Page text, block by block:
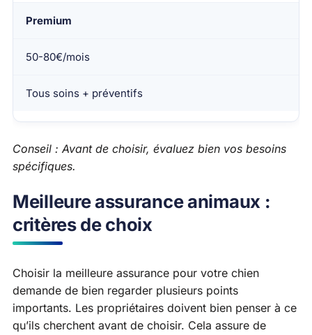
Premium
50-80€/mois
Tous soins + préventifs
Conseil : Avant de choisir, évaluez bien vos besoins
spécifiques.
Meilleure assurance animaux :
critères de choix
Choisir la meilleure assurance pour votre chien
demande de bien regarder plusieurs points
importants. Les propriétaires doivent bien penser à ce
qu’ils cherchent avant de choisir. Cela assure de